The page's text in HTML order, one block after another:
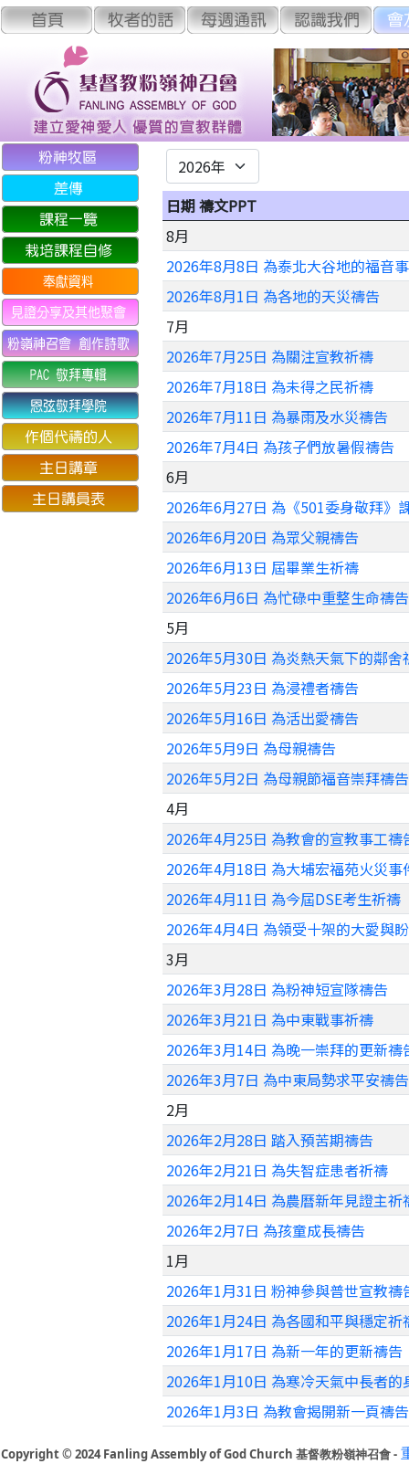
日期 禱文PPT
8月
2026年8月8日 為泰北大谷地的福音
2026年8月1日 為各地的天災禱告
7月
2026年7月25日 為關注宣教祈禱
2026年7月18日 為未得之民祈禱
2026年7月11日 為暴雨及水災禱告
2026年7月4日 為孩子們放暑假禱告
6月
2026年6月27日 為《501委身敬拜》
2026年6月20日 為眾父親禱告
2026年6月13日 屆畢業生祈禱
2026年6月6日 為忙碌中重整生命禱告
5月
2026年5月30日 為炎熱天氣下的鄰舍
2026年5月23日 為浸禮者禱告
2026年5月16日 為活出愛禱告
2026年5月9日 為母親禱告
2026年5月2日 為母親節福音崇拜禱告
4月
2026年4月25日 為教會的宣教事工禱
2026年4月18日 為大埔宏福苑火災事
2026年4月11日 為今屆DSE考生祈禱
2026年4月4日 為領受十架的大愛與
3月
2026年3月28日 為粉神短宣隊禱告
2026年3月21日 為中東戰事祈禱
2026年3月14日 為晚一崇拜的更新禱
2026年3月7日 為中東局勢求平安禱告
2月
2026年2月28日 踏入預苦期禱告
2026年2月21日 為失智症患者祈禱
2026年2月14日 為農曆新年見證主祈
2026年2月7日 為孩童成長禱告
1月
2026年1月31日 粉神參與普世宣教禱
2026年1月24日 為各國和平與穩定祈
2026年1月17日 為新一年的更新禱告
2026年1月10日 為寒冷天氣中長者的
2026年1月3日 為教會揭開新一頁禱告
Copyright © 2024 Fanling Assembly of God Church 基督教粉嶺神召會 -